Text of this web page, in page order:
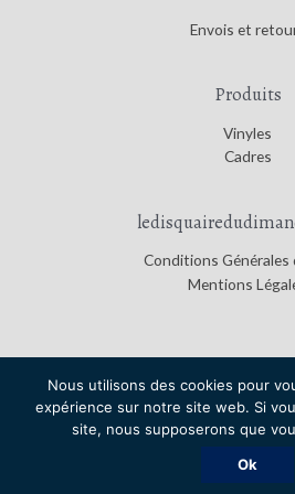
Envois et
Produits
Vinyles
Cadres
Conditions Générales
Mentions
Copyright © 2026Le Disquaire du
Nous utilisons des cookies pour
expérience sur notre site web. Si
site, nous supposerons que
Ok